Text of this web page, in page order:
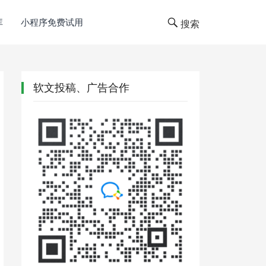
小程序免费试用 搜索
软文投稿、广告合作